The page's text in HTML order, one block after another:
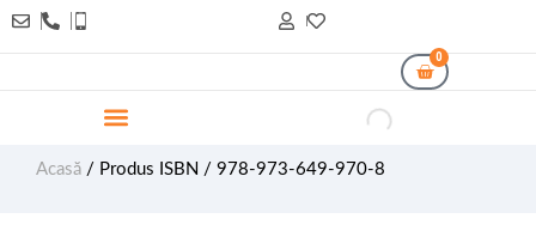
0
Acasă / Produs ISBN / 978-973-649-970-8